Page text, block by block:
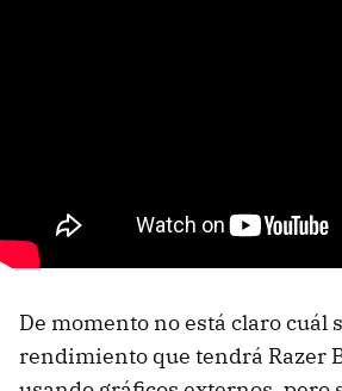
De momento no está claro cuál
rendimiento que tendrá Razer